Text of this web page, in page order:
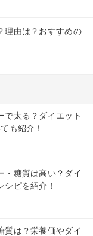
理由は？おすすめの
で太る？ダイエット
も紹介！
・糖質は高い？ダイ
シピを紹介！
質は？栄養価やダイ